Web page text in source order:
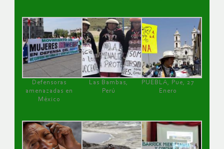
Defensoras
amenazadas en
México
Las Bambas,
Perú
PUEBLA, Pue, 27
Enero